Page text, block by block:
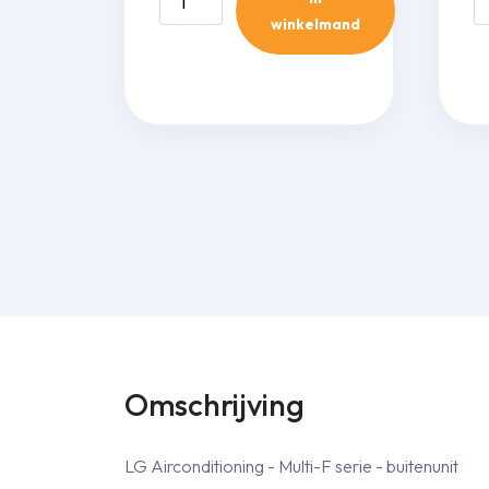
Comfora
winkelmand
Omschrijving
LG Airconditioning - Multi-F serie - buitenunit